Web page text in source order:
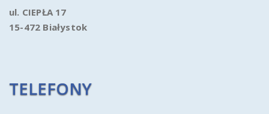
ul. CIEPŁA 17
15-472 Białystok
TELEFONY